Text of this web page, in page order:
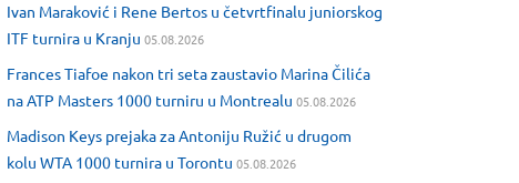
Ivan Maraković i Rene Bertos u četvrtfinalu juniorskog
ITF turnira u Kranju 05.08.2026
Frances Tiafoe nakon tri seta zaustavio Marina Čilića
na ATP Masters 1000 turniru u Montrealu 05.08.2026
Madison Keys prejaka za Antoniju Ružić u drugom
kolu WTA 1000 turnira u Torontu 05.08.2026